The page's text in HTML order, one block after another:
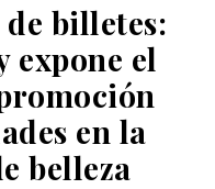
billetes:
expone el
en la
belleza